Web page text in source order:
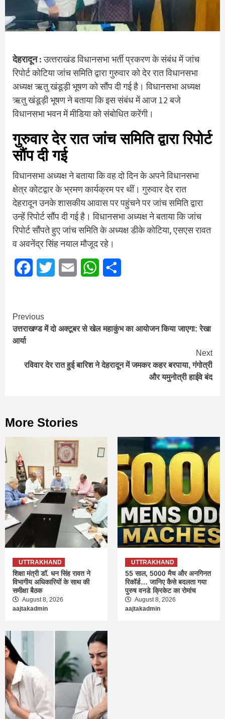
देहरादून :उत्‍तराखंड विधानसभा भर्ती प्रकरण के संबंध में जांच
रिपोर्ट कोटिया जांच समिति द्वारा गुरुवार को देर रात विधानसभा
अध्यक्ष ऋतु खंडूड़ी भूषण को सौंप दी गई है। विधानसभा अध्यक्ष
ऋतु खंडूड़ी भूषण ने बताया कि इस संबंध में आज 12 बजे
विधानसभा भवन में मीडिया को संबोधित करेंगी।
गुरुवार देर रात जांच समिति द्वारा रिपोर्ट
सौंप दी गई
विधानसभा अध्यक्ष ने बताया कि वह दो दिन के अपने विधानसभा
क्षेत्र कोटद्वार के भ्रमण कार्यक्रम पर थीं। गुरुवार देर रात
देहरादून उनके शासकीय आवास पर पहुंचने पर जांच समिति द्वारा
उन्हें रिपोर्ट सौंप दी गई है। विधानसभा अध्यक्ष ने बताया कि जांच
रिपोर्ट सौंपते हुए जांच समिति के अध्यक्ष डीके कोटिया, एसएस रावत
व अवनेंद्र सिंह नयाल मौजूद रहे।
FacebookTwitter Email WhatsApp
Continue
Reading
Previous
उत्तराखण्ड में दो अक्टूबर से खेल महाकुंभ का आयोजन किया जाएगा: रेखा
आर्या
Next
रविवार देर रात हुई बारिश ने देहरादून में जमकर कहर बरपाया, गंगोत्री
और यमुनोत्री हाईवे बंद
More Stories
UTTRAKHAND
शिक्षा मंत्री डॉ. धन सिंह रावत ने
विभागीय अधिकारियों के साथ की
समीक्षा बैठक
August 8, 2026
aajtakadmin
UTTRAKHAND
55 साल, 5000 मैच और अनगिनत
रिकॉर्ड… जानिए कैसे बदलता गया
पुरुष वनडे क्रिकेट का रोमांच
August 8, 2026
aajtakadmin